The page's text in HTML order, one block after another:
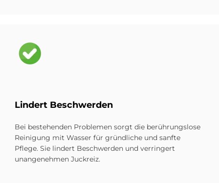
Bild
Lin­dert Be­schwer­den
Bei bestehenden Problemen sorgt die berührungslose
Reinigung mit Wasser für gründliche und sanfte
Pflege. Sie lindert Beschwerden und verringert
unangenehmen Juckreiz.